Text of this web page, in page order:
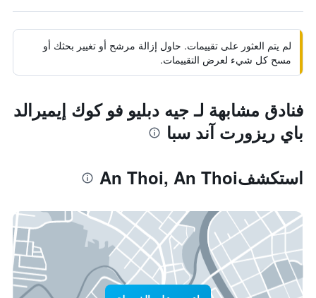
لم يتم العثور على تقييمات. حاول إزالة مرشح أو تغيير بحثك أو
مسح كل شيء لعرض التقييمات.
فنادق مشابهة لـ جيه دبليو فو كوك إيميرالد
باي ريزورت آند سبا
استكشفAn Thoi, An Thoi